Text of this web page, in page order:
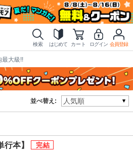
検索 はじめて カート ログイン 会員登録
最大級!!
並べ替え:
行本】